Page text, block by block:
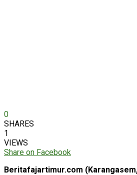
0
SHARES
1
VIEWS
Share on Facebook
Beritafajartimur.com